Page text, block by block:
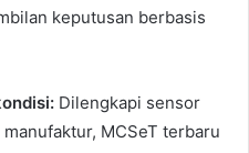
keputusan berbasis
Dilengkapi sensor
MCSeT terbaru